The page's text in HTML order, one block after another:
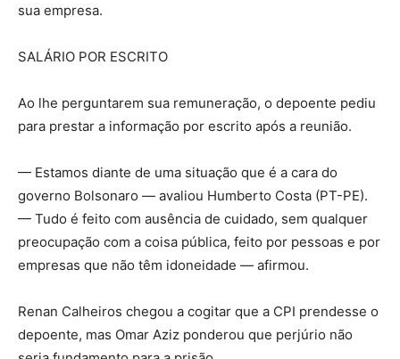
sua empresa.
SALÁRIO POR ESCRITO
Ao lhe perguntarem sua remuneração, o depoente pediu
para prestar a informação por escrito após a reunião.
— Estamos diante de uma situação que é a cara do
governo Bolsonaro — avaliou Humberto Costa (PT-PE).
— Tudo é feito com ausência de cuidado, sem qualquer
preocupação com a coisa pública, feito por pessoas e por
empresas que não têm idoneidade — afirmou.
Renan Calheiros chegou a cogitar que a CPI prendesse o
depoente, mas Omar Aziz ponderou que perjúrio não